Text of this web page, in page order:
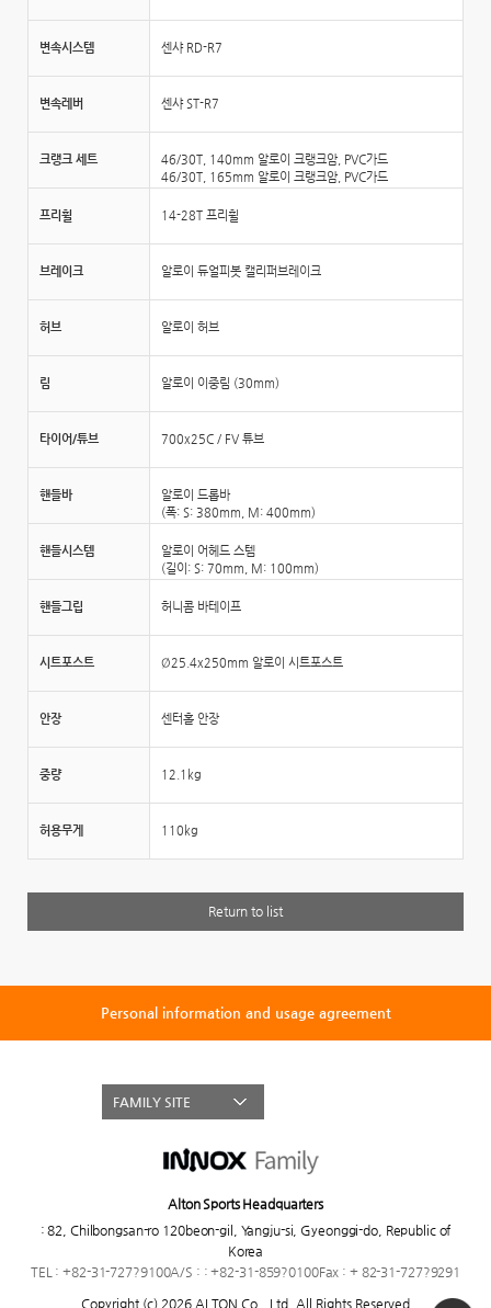
변속시스템 센샤 RD-R7
변속레버 센샤 ST-R7
크랭크 세트
46/30T, 140mm 알로이 크랭크암, PVC가드
46/30T, 165mm 알로이 크랭크암, PVC가드
프리휠 14-28T 프리휠
브레이크 알로이 듀얼피봇 캘리퍼브레이크
허브 알로이 허브
림 알로이 이중림 (30mm)
타이어/튜브 700x25C / FV 튜브
핸들바
알로이 드롭바
(폭: S: 380mm, M: 400mm)
핸들시스템
알로이 어헤드 스템
(길이: S: 70mm, M: 100mm)
핸들그립 허니콤 바테이프
시트포스트 Ø25.4x250mm 알로이 시트포스트
안장 센터홀 안장
중량 12.1kg
허용무게 110kg
Return to list
Personal information and usage agreement
Alton Sports Headquarters
: 82, Chilbongsan-ro 120beon-gil, Yangju-si, Gyeonggi-do, Republic of
Korea
TEL : +82-31-727?9100A/S : : +82-31-859?0100Fax : + 82-31-727?9291
Copyright (c) 2026 ALTON Co., Ltd, All Rights Reserved
FAMILY SITE